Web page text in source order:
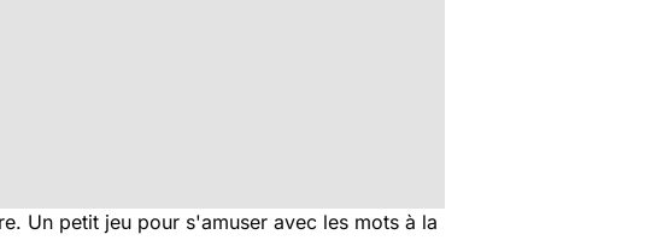
Un petit jeu pour s'amuser avec les mots à la